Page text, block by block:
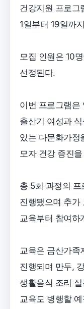
건강지원 프로그
1일부터 19일까
모집 인원은 10
선정된다.
이번 프로그램은
출산기 여성과
있는 다문화가정
모자 건강 증진
총 5회 과정의 프
진행됐으며 추가
교육부터 참여하
교육은 금산가족
진행되며 만두,
생활음식 조리
교육도 병행할